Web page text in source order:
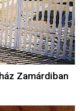
Zamárdiban